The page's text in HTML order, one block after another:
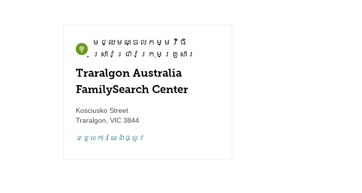
មជ្ឈមណ្ឌល​កម្មវិធី​
ស្រាវជ្រាវ​ក្រុមគ្រួសារ
Traralgon Australia
FamilySearch Center
Kosciusko Street
Traralgon VIC 3844
ទទួល​ការណែនាំ​ផ្លូវ